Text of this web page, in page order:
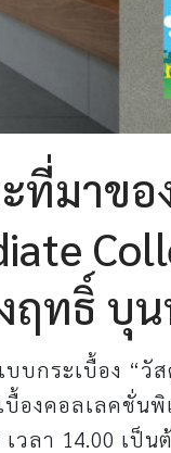
ที่มาขอ
ฤทธิ์ บุ
บกระเบื้อง “วั
องคอลเลคชั่นพิ
ลา 14.00 เป็น